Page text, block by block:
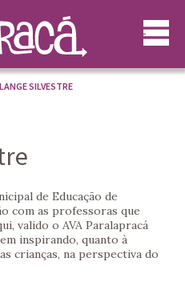
SILVESTRE
de Educação de
com as professoras que
valido o AVA Paralapracá
inspirando, quanto à
crianças, na perspectiva do